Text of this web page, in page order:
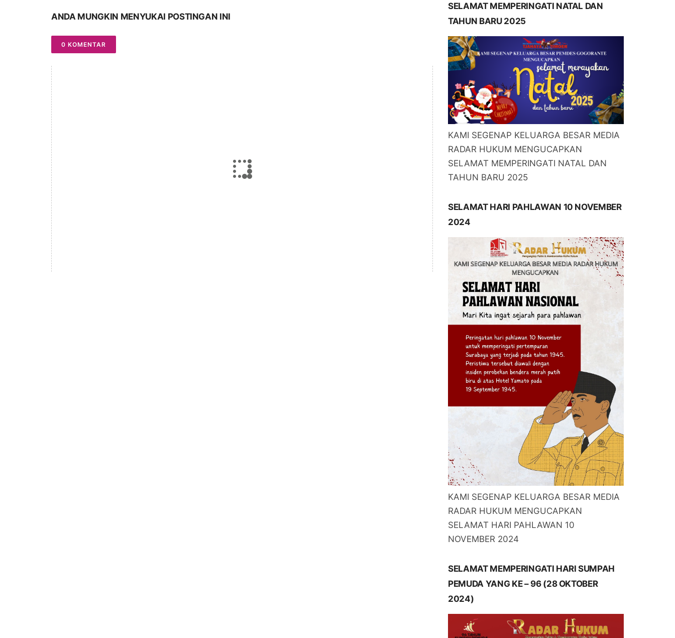
ANDA MUNGKIN MENYUKAI POSTINGAN INI
0 KOMENTAR
SELAMAT MEMPERINGATI NATAL DAN
TAHUN BARU 2025
KAMI SEGENAP KELUARGA BESAR MEDIA
RADAR HUKUM MENGUCAPKAN
SELAMAT MEMPERINGATI NATAL DAN
TAHUN BARU 2025
SELAMAT HARI PAHLAWAN 10 NOVEMBER
2024
KAMI SEGENAP KELUARGA BESAR MEDIA
RADAR HUKUM MENGUCAPKAN
SELAMAT HARI PAHLAWAN 10
NOVEMBER 2024
SELAMAT MEMPERINGATI HARI SUMPAH
PEMUDA YANG KE – 96 (28 OKTOBER
2024)